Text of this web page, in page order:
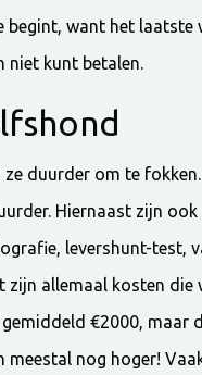
begint, want het laatste
niet kunt betalen.
duurder om te
Hiernaast zijn ook
levershunt-test,
allemaal kosten die
€2000, maar
nog hoger!